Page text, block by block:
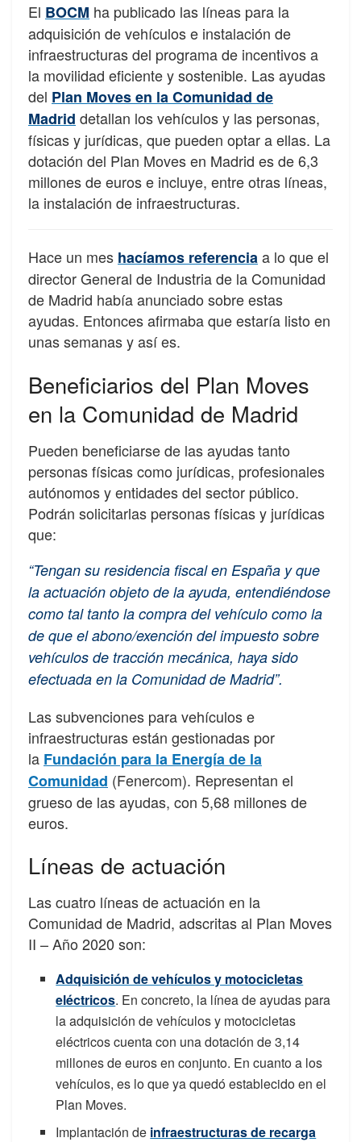
El BOCM ha publicado las líneas para la
adquisición de vehículos e instalación de
infraestructuras del programa de incentivos a
la movilidad eficiente y sostenible. Las ayudas
del Plan Moves en la Comunidad de
Madrid detallan los vehículos y las personas,
físicas y jurídicas, que pueden optar a ellas. La
dotación del Plan Moves en Madrid es de 6,3
millones de euros e incluye, entre otras líneas,
la instalación de infraestructuras.
Hace un mes hacíamos referenciaa lo que el
director General de Industria de la Comunidad
de Madrid había anunciado sobre estas
ayudas. Entonces afirmaba que estaría listo en
unas semanas y así es.
Beneficiarios del Plan Moves
en la Comunidad de Madrid
Pueden beneficiarse de las ayudas tanto
personas físicas como jurídicas, profesionales
autónomos y entidades del sector público.
Podrán solicitarlas personas físicas y jurídicas
que:
“Tengan su residencia fiscal en España y que
la actuación objeto de la ayuda, entendiéndose
como tal tanto la compra del vehículo como la
de que el abono/exención del impuesto sobre
vehículos de tracción mecánica, haya sido
efectuada en la Comunidad de Madrid”.
Las subvenciones para vehículos e
infraestructuras están gestionadas por
la Fundación para la Energía de la
Comunidad (Fenercom). Representan el
grueso de las ayudas, con 5,68 millones de
euros.
Líneas de actuación
Las cuatro líneas de actuación en la
Comunidad de Madrid, adscritas al Plan Moves
II – Año 2020 son:
Adquisición de vehículos y motocicletas
eléctricos. En concreto, la línea de ayudas para
la adquisición de vehículos y motocicletas
eléctricos cuenta con una dotación de 3,14
millones de euros en conjunto. En cuanto a los
vehículos, es lo que ya quedó establecido en el
Plan Moves.
Implantación de infraestructuras de recarga